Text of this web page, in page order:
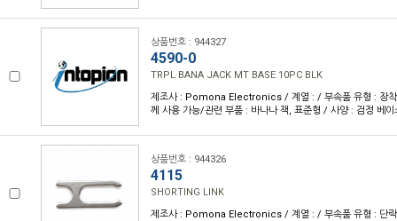
상품번호 : 944327
4590-0
TRPL BANA JACK MT BASE 10PC BLK
제조사 : Pomona Electronics / 계열 : / 부속품 유형 : 장
께 사용 가능/관련 부품 : 바나나 잭, 표준형 / 사양 : 검정 베이
상품번호 : 944326
4115
SHORTING LINK
제조사 : Pomona Electronics / 계열 : / 부속품 유형 : 단